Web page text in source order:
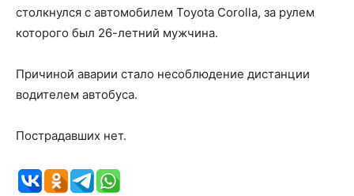
столкнулся с автомобилем Toyota Corolla, за рулем
которого был 26-летний мужчина.
Причиной аварии стало несоблюдение дистанции
водителем автобуса.
Пострадавших нет.